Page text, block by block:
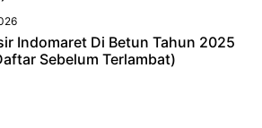
Indomaret Di Betun Tahun 2025
Sebelum Terlambat)